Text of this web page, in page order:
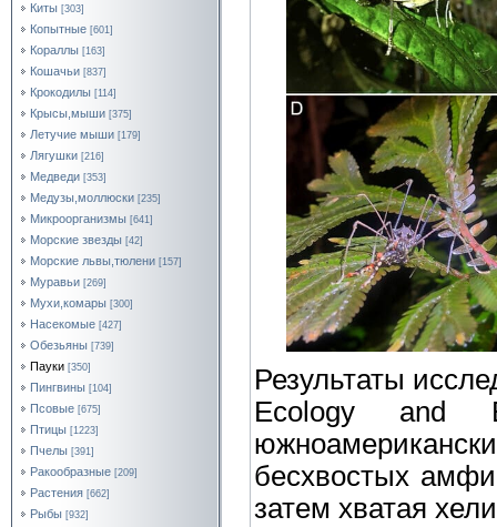
Киты [303]
Копытные [601]
Кораллы [163]
Кошачьи [837]
Крокодилы [114]
Крысы,мыши [375]
Летучие мыши [179]
Лягушки [216]
Медведи [353]
Медузы,моллюски [235]
Микроорганизмы [641]
Морские звезды [42]
Морские львы,тюлени [157]
Муравьи [269]
Мухи,комары [300]
Насекомые [427]
Обезьяны [739]
Пауки [350]
Пингвины [104]
Псовые [675]
Птицы [1223]
Пчелы [391]
Ракообразные [209]
Растения [662]
Рыбы [932]
Результаты
Ecology and
бесхвостых
затем хватая